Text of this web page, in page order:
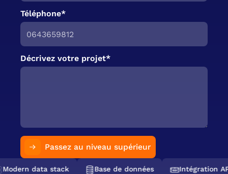
Téléphone*
Décrivez votre projet*
Passez au niveau supérieur
Modern data stack Base de données Intégration